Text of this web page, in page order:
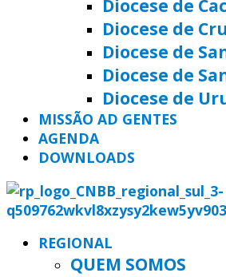
Diocese de
Diocese de
Diocese de
Diocese de
Diocese de
MISSÃO AD GENTES
AGENDA
DOWNLOADS
REGIONAL
QUEM SOMOS